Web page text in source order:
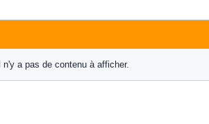
Il n'y a pas de contenu à afficher.